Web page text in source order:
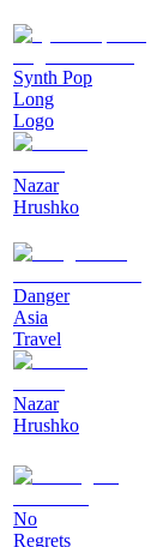
Synth Pop
Long
Logo
Nazar
Hrushko
Danger
Asia
Travel
Nazar
Hrushko
No
Regrets